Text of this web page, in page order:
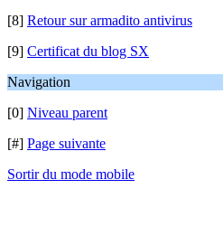
[8] Retour sur armadito antivirus
[9] Certificat du blog SX
Navigation
[0] Niveau parent
[#] Page suivante
Sortir du mode mobile